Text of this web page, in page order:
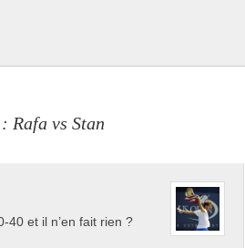
Rafa vs Stan
40 et il n’en fait rien ?